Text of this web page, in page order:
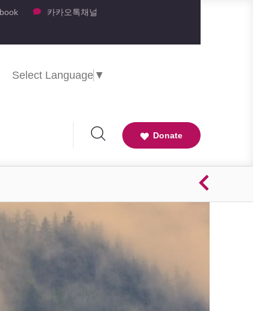
카카오톡채널
Select Language ▼
Donate